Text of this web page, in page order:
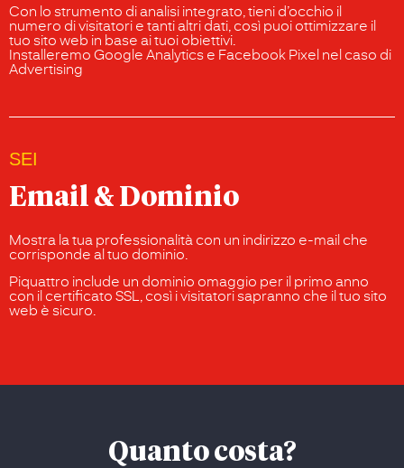
Con lo strumento di analisi integrato, tieni d’occhio il
numero di visitatori e tanti altri dati, così puoi ottimizzare il
tuo sito web in base ai tuoi obiettivi.
Installeremo Google Analytics e Facebook Pixel nel caso di
Advertising
SEI
Email & Dominio
Mostra la tua professionalità con un indirizzo e-mail che
corrisponde al tuo dominio.
Piquattro include un dominio omaggio per il primo anno
con il certificato SSL, così i visitatori sapranno che il tuo sito
web è sicuro.
Quanto costa?